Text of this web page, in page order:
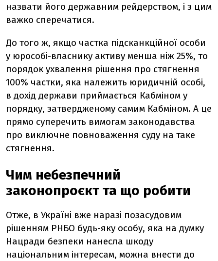
назвати його державним рейдерством, і з цим
важко сперечатися.
До того ж, якщо частка підсканкційної особи
у юрособі-власнику активу менша ніж 25%, то
порядок ухвалення рішення про стягнення
100% частки, яка належить юридичній особі,
в дохід держави приймається Кабміном у
порядку, затвердженому самим Кабміном. А це
прямо суперечить вимогам законодавства
про виключне повноваження суду на таке
стягнення.
Чим небезпечний
законопроєкт та що робити
Отже, в Україні вже наразі позасудовим
рішенням РНБО будь-яку особу, яка на думку
Нацради безпеки нанесла шкоду
національним інтересам, можна внести до